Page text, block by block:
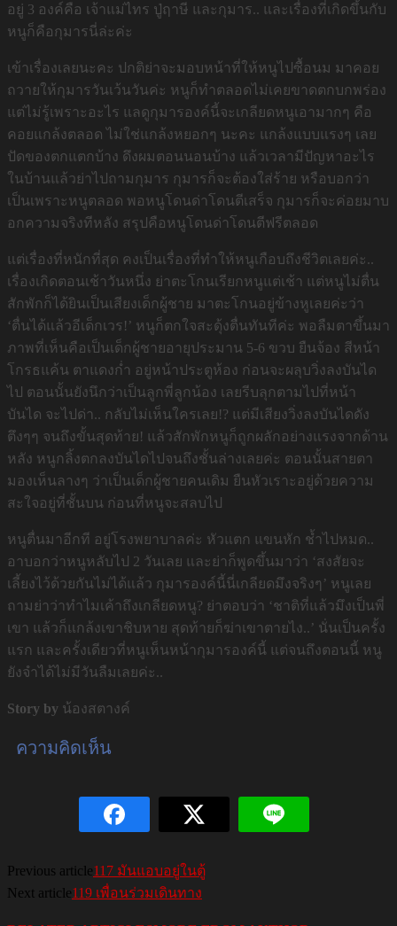
อยู่ 3 องค์คือ เจ้าแม่ไทร ปู่ฤาษี และกุมาร.. และเรื่องที่เกิดขึ้นกับ
หนูก็คือกุมารนี่ล่ะค่ะ
เข้าเรื่องเลยนะคะ ปกติย่าจะมอบหน้าที่ให้หนูไปซื้อนม มาคอย
ถวายให้กุมารวันเว้นวันค่ะ หนูก็ทำตลอดไม่เคยขาดตกบกพร่อง
แต่ไม่รู้เพราะอะไร แลดูกุมารองค์นี้จะเกลียดหนูเอามากๆ คือ
คอยแกล้งตลอด ไม่ใช่แกล้งหยอกๆ นะคะ แกล้งแบบแรงๆ เลย
ปัดของตกแตกบ้าง ดึงผมตอนนอนบ้าง แล้วเวลามีปัญหาอะไร
ในบ้านแล้วย่าไปถามกุมาร กุมารก็จะต้องใส่ร้าย หรือบอกว่า
เป็นเพราะหนูตลอด พอหนูโดนด่าโดนตีเสร็จ กุมารก็จะค่อยมาบ
อกความจริงทีหลัง สรุปคือหนูโดนด่าโดนตีฟรีตลอด
แต่เรื่องที่หนักที่สุด คงเป็นเรื่องที่ทำให้หนูเกือบถึงชีวิตเลยค่ะ..
เรื่องเกิดตอนเช้าวันหนึ่ง ย่าตะโกนเรียกหนูแต่เช้า แต่หนูไม่ตื่น
สักพักก็ได้ยินเป็นเสียงเด็กผู้ชาย มาตะโกนอยู่ข้างหูเลยค่ะว่า
‘ตื่นได้แล้วอีเด็กเวร!’ หนูก็ตกใจสะดุ้งตื่นทันทีค่ะ พอลืมตาขึ้นมา
ภาพที่เห็นคือเป็นเด็กผู้ชายอายุประมาน 5-6 ขวบ ยืนจ้อง สีหน้า
โกรธแค้น ตาแดงก่ำ อยู่หน้าประตูห้อง ก่อนจะผลุบวิ่งลงบันได
ไป ตอนนั้นยังนึกว่าเป็นลูกพี่ลูกน้อง เลยรีบลุกตามไปที่หน้า
บันได จะไปด่า.. กลับไม่เห็นใครเลย!? แต่มีเสียงวิ่งลงบันไดดัง
ตึงๆๆ จนถึงขั้นสุดท้าย! แล้วสักพักหนูก็ถูกผลักอย่างแรงจากด้าน
หลัง หนูกลิ้งตกลงบันไดไปจนถึงชั้นล่างเลยค่ะ ตอนนั้นสายตา
มองเห็นลางๆ ว่าเป็นเด็กผู้ชายคนเดิม ยืนหัวเราะอยู่ด้วยความ
สะใจอยู่ที่ชั้นบน ก่อนที่หนูจะสลบไป
หนูตื่นมาอีกที อยู่โรงพยาบาลค่ะ หัวแตก แขนหัก ช้ำไปหมด..
อาบอกว่าหนูหลับไป 2 วันเลย และย่าก็พูดขึ้นมาว่า ‘สงสัยจะ
เลี้ยงไว้ด้วยกันไม่ได้แล้ว กุมารองค์นี้นี่เกลียดมึงจริงๆ’ หนูเลย
ถามย่าว่าทำไมเค้าถึงเกลียดหนู? ย่าตอบว่า ‘ชาติที่แล้วมึงเป็นพี่
เขา แล้วก็แกล้งเขาชิบหาย สุดท้ายก็ฆ่าเขาตายไง..’ นั่นเป็นครั้ง
แรก และครั้งเดียวที่หนูเห็นหน้ากุมารองค์นี้ แต่จนถึงตอนนี้ หนู
ยังจำได้ไม่มีวันลืมเลยค่ะ..
Story by น้องสตางค์
ความคิดเห็น
Previous article117 มันแอบอยู่ในตู้
Next article119 เพื่อนร่วมเดินทาง